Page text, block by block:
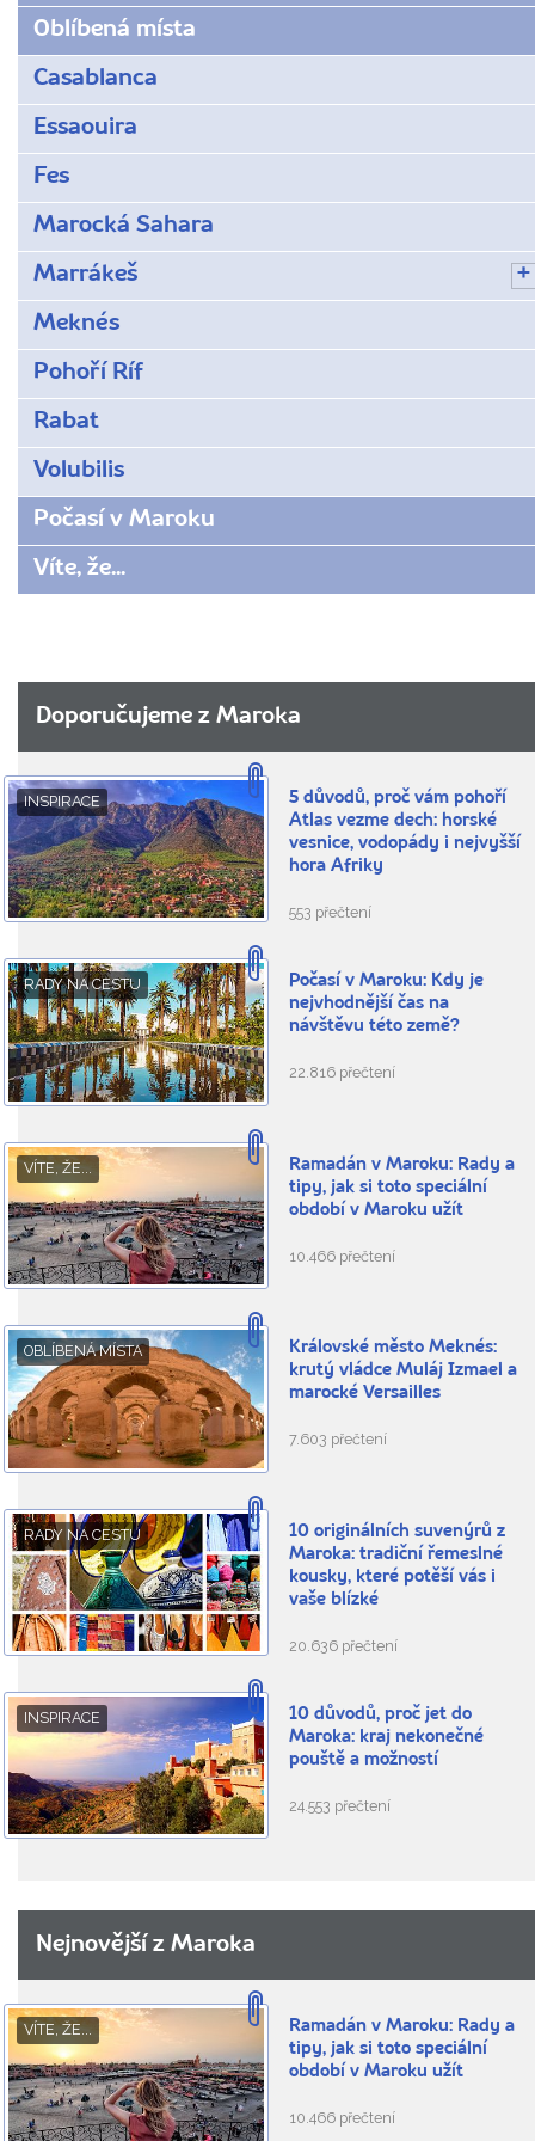
Oblíbená místa
Casablanca
Essaouira
Fes
Marocká Sahara
Marrákeš
Meknés
Pohoří Ríf
Rabat
Volubilis
Počasí v Maroku
Víte, že...
Doporučujeme z Maroka
INSPIRACE
5 důvodů, proč vám pohoří
Atlas vezme dech: horské
vesnice, vodopády i nejvyšší
hora Afriky
553 přečtení
RADY NA CESTU
Počasí v Maroku: Kdy je
nejvhodnější čas na
návštěvu této země?
22.816 přečtení
VÍTE, ŽE...
Ramadán v Maroku: Rady a
tipy, jak si toto speciální
období v Maroku užít
10.466 přečtení
OBLÍBENÁ MÍSTA
Královské město Meknés:
krutý vládce Muláj Izmael a
marocké Versailles
7.603 přečtení
RADY NA CESTU
10 originálních suvenýrů z
Maroka: tradiční řemeslné
kousky, které potěší vás i
vaše blízké
20.636 přečtení
INSPIRACE
10 důvodů, proč jet do
Maroka: kraj nekonečné
pouště a možností
24.553 přečtení
Nejnovější z Maroka
VÍTE, ŽE...
Ramadán v Maroku: Rady a
tipy, jak si toto speciální
období v Maroku užít
10.466 přečtení